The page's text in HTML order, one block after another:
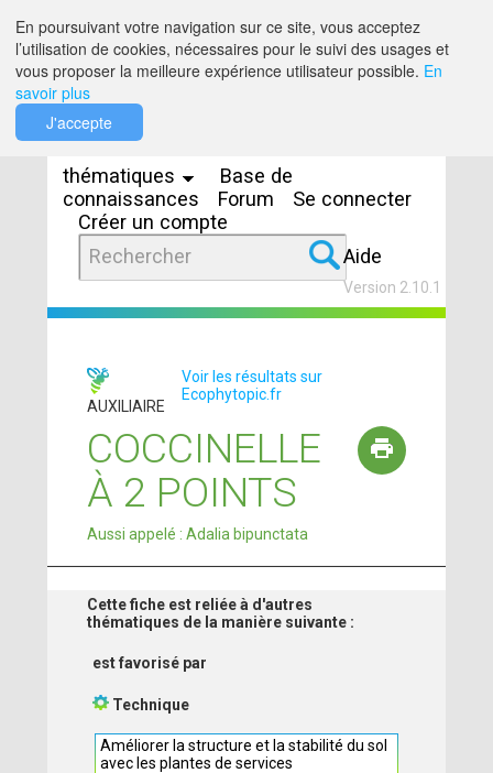
thématiques
Base de
connaissances
Forum
Se connecter
Créer un compte
Aide
Version 2.10.1
AUXILIAIRE
Voir les résultats sur
Ecophytopic.fr
COCCINELLE
À 2 POINTS
Aussi appelé : Adalia bipunctata
Cette fiche est reliée à d'autres
thématiques de la manière suivante :
est favorisé par
Technique
Améliorer la structure et la stabilité du sol
avec les plantes de services
En poursuivant votre navigation sur ce site, vous acceptez
l’utilisation de cookies, nécessaires pour le suivi des usages et
vous proposer la meilleure expérience utilisateur possible. En
savoir plus
J'accepte